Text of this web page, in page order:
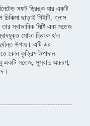
সফট ড্রিঙ্ক যার একটি
ছাড়াই পিইটি, গ্লাস
স্বাভাবিক মিষ্টি এবং সতেজ
সোডা ড্রিংক হ'ল
উপায়। এটি এর
কোন কৃত্রিম উপাদান
একটি সতেজ, সুস্বাদু আচরণ,